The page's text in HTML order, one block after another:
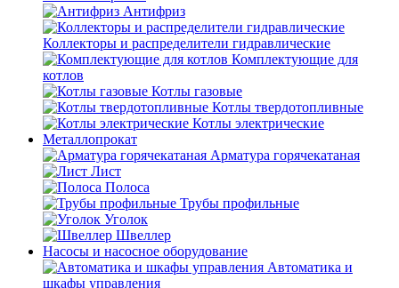
Антифриз
Коллекторы и распределители гидравлические
Комплектующие для
котлов
Котлы газовые
Котлы твердотопливные
Котлы электрические
Металлопрокат
Арматура горячекатаная
Лист
Полоса
Трубы профильные
Уголок
Швеллер
Насосы и насосное оборудование
Автоматика и
шкафы управления